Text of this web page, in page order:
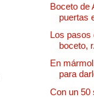
Boceto de
puertas
Los pasos
boceto,
En
para
Con un 50